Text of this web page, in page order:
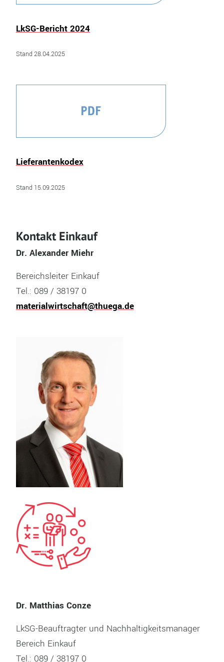
LkSG-Bericht 2024
Stand 28.04.2025
Lieferantenkodex
Stand 15.09.2025
Kontakt Einkauf
Dr. Alexander Miehr
Bereichsleiter Einkauf
Tel.: 089 / 38197 0
materialwirtschaft@thuega.de
Dr. Matthias Conze
LkSG-Beauftragter und Nachhaltigkeitsmanager
Bereich Einkauf
Tel.: 089 / 38197 0